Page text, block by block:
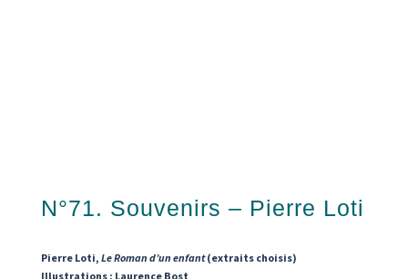
N°71. Souvenirs – Pierre Loti
Pierre Loti, Le Roman d’un enfant(extraits choisis)
Illustrations : Laurence Bost